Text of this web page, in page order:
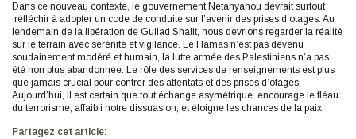
Dans ce nouveau contexte, le gouvernement Netanyahou devrait surtout
réfléchir à adopter un code de conduite sur l’avenir des prises d’otages. Au
lendemain de la libération de Guilad Shalit, nous devrions regarder la réalité
sur le terrain avec sérénité et vigilance. Le Hamas n’est pas devenu
soudainement modéré et humain, la lutte armée des Palestiniens n’a pas
été non plus abandonnée. Le rôle des services de renseignements est plus
que jamais crucial pour contrer des attentats et des prises d’otages.
Aujourd’hui, Il est certain que tout échange asymétrique encourage le fléau
du terrorisme, affaibli notre dissuasion, et éloigne les chances de la paix.
Partagez cet article: